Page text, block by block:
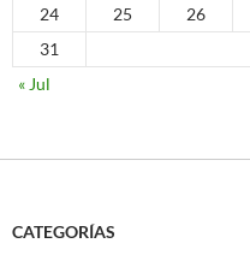
24
25 26
31
« Jul
CATEGORÍAS